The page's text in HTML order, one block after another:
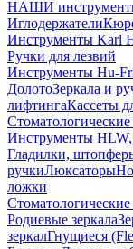
НАШИ
Иглодержатели
Инструменты Karl
Ручки для лезвий
Инструменты Hu-
ДолотоЗеркала и
лифтингаКассеты
Стоматологические
Инструменты
Гладилки,
ручкиЛюксаторы
ложки
Родиевые зеркала
зеркалГнущиеся